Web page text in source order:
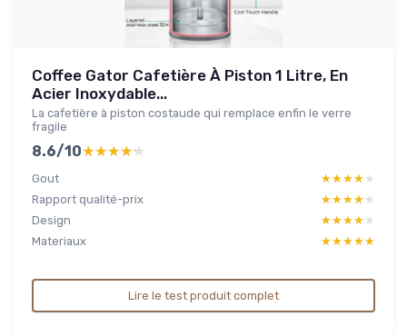
Coffee Gator Cafetière À Piston 1 Litre, En
Acier Inoxydable...
La cafetière à piston costaude qui remplace enfin le verre
fragile
8.6/10★★★★★
★★★★★
Gout ★★★★★
★★★★★
Rapport qualité-prix
★★★★★
★★★★★
Design
★★★★★
★★★★★
Materiaux
★★★★★
★★★★★
Lire le test produit complet